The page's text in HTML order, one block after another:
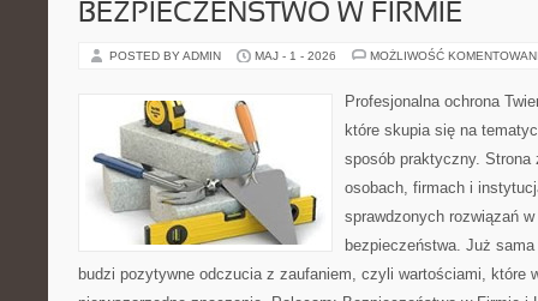
BEZPIECZEŃSTWO W FIRMIE
POSTED BY ADMIN MAJ - 1 - 2026 MOŻLIWOŚĆ
Profesjonalna ochrona
które skupia się na
sposób praktyczny. Strona
osobach, firmach i
sprawdzonych rozwiązań
bezpieczeństwa. Już
budzi pozytywne odczucia z zaufaniem, czyli wartościami, które